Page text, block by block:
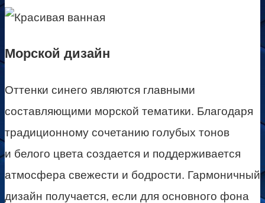
Морской дизайн
Оттенки синего являются главными
составляющими морской тематики. Благодаря
традиционному сочетанию голубых тонов
и белого цвета создается и поддерживается
атмосфера свежести и бодрости. Гармоничный
дизайн получается, если для основного фона